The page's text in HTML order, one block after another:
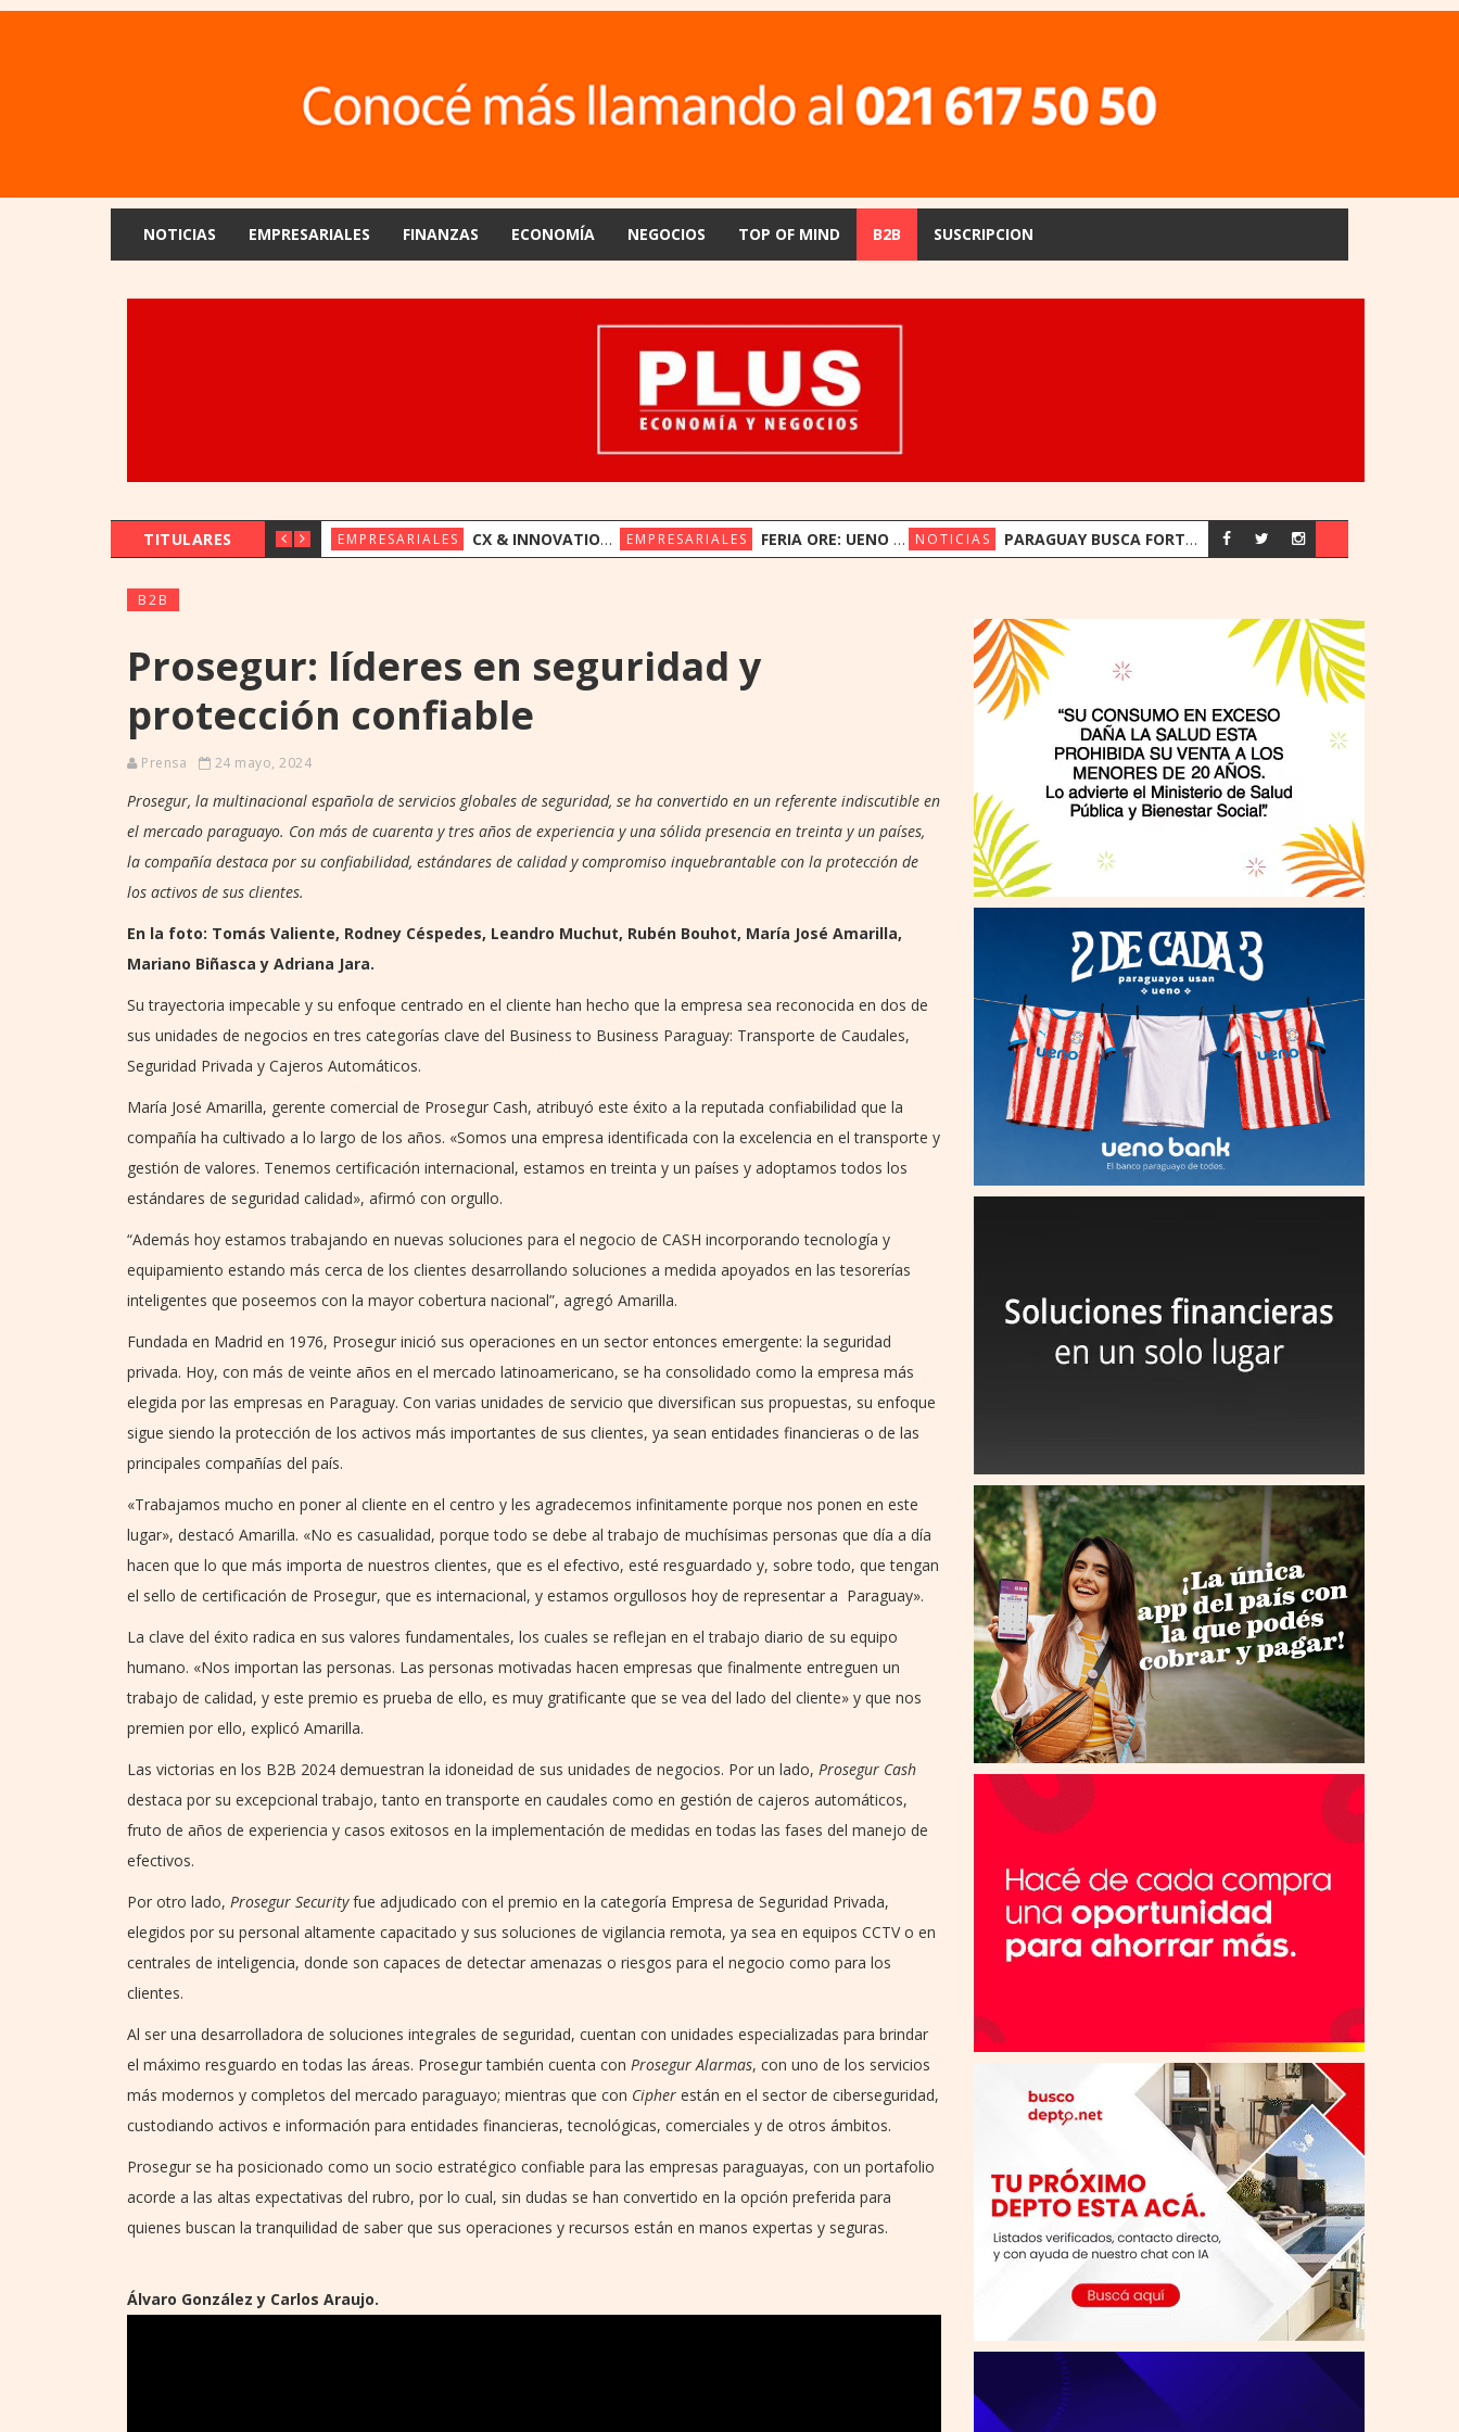
NOTICIAS EMPRESARIALES FINANZAS ECONOMÍA NEGOCIOS TOP OF MIND B2B SUSCRIPCION
TITULARES EMPRESARIALES CX & INNOVATION CONGRESS REÚNE A LÍDERES REGIONALES PARA EXPLORAR LA NUEVA ERA DE LA EXPERIENCIA DEL CLIENTE EMPRESARIALES FERIA ORE: UENO BANK APUESTA POR LA CULTURA INDÍGENA Y EL COMERCIO JUSTO NOTICIAS PARAGUAY BUSCA FORTALECER SU ESTRATEGIA ENERGÉTICA ANTE EL CRECIMIENTO DE LA DEMANDA
B2B
Prosegur: líderes en seguridad y
protección confiable
Prensa 24 mayo, 2024
Prosegur, la multinacional española de servicios globales de seguridad, se ha convertido en un referente indiscutible en
el mercado paraguayo. Con más de cuarenta y tres años de experiencia y una sólida presencia en treinta y un países,
la compañía destaca por su confiabilidad, estándares de calidad y compromiso inquebrantable con la protección de
los activos de sus clientes.
En la foto: Tomás Valiente, Rodney Céspedes, Leandro Muchut, Rubén Bouhot, María José Amarilla,
Mariano Biñasca y Adriana Jara.
Su trayectoria impecable y su enfoque centrado en el cliente han hecho que la empresa sea reconocida en dos de
sus unidades de negocios en tres categorías clave del Business to Business Paraguay: Transporte de Caudales,
Seguridad Privada y Cajeros Automáticos.
María José Amarilla, gerente comercial de Prosegur Cash, atribuyó este éxito a la reputada confiabilidad que la
compañía ha cultivado a lo largo de los años. «Somos una empresa identificada con la excelencia en el transporte y
gestión de valores. Tenemos certificación internacional, estamos en treinta y un países y adoptamos todos los
estándares de seguridad calidad», afirmó con orgullo.
“Además hoy estamos trabajando en nuevas soluciones para el negocio de CASH incorporando tecnología y
equipamiento estando más cerca de los clientes desarrollando soluciones a medida apoyados en las tesorerías
inteligentes que poseemos con la mayor cobertura nacional”, agregó Amarilla.
Fundada en Madrid en 1976, Prosegur inició sus operaciones en un sector entonces emergente: la seguridad
privada. Hoy, con más de veinte años en el mercado latinoamericano, se ha consolidado como la empresa más
elegida por las empresas en Paraguay. Con varias unidades de servicio que diversifican sus propuestas, su enfoque
sigue siendo la protección de los activos más importantes de sus clientes, ya sean entidades financieras o de las
principales compañías del país.
«Trabajamos mucho en poner al cliente en el centro y les agradecemos infinitamente porque nos ponen en este
lugar», destacó Amarilla. «No es casualidad, porque todo se debe al trabajo de muchísimas personas que día a día
hacen que lo que más importa de nuestros clientes, que es el efectivo, esté resguardado y, sobre todo, que tengan
el sello de certificación de Prosegur, que es internacional, y estamos orgullosos hoy de representar a Paraguay».
La clave del éxito radica en sus valores fundamentales, los cuales se reflejan en el trabajo diario de su equipo
humano. «Nos importan las personas. Las personas motivadas hacen empresas que finalmente entreguen un
trabajo de calidad, y este premio es prueba de ello, es muy gratificante que se vea del lado del cliente» y que nos
premien por ello, explicó Amarilla.
Las victorias en los B2B 2024 demuestran la idoneidad de sus unidades de negocios. Por un lado, Prosegur Cash
destaca por su excepcional trabajo, tanto en transporte en caudales como en gestión de cajeros automáticos,
fruto de años de experiencia y casos exitosos en la implementación de medidas en todas las fases del manejo de
efectivos.
Por otro lado, Prosegur Securityfue adjudicado con el premio en la categoría Empresa de Seguridad Privada,
elegidos por su personal altamente capacitado y sus soluciones de vigilancia remota, ya sea en equipos CCTV o en
centrales de inteligencia, donde son capaces de detectar amenazas o riesgos para el negocio como para los
clientes.
Al ser una desarrolladora de soluciones integrales de seguridad, cuentan con unidades especializadas para brindar
el máximo resguardo en todas las áreas. Prosegur también cuenta con Prosegur Alarmas, con uno de los servicios
más modernos y completos del mercado paraguayo; mientras que con Cipher están en el sector de ciberseguridad,
custodiando activos e información para entidades financieras, tecnológicas, comerciales y de otros ámbitos.
Prosegur se ha posicionado como un socio estratégico confiable para las empresas paraguayas, con un portafolio
acorde a las altas expectativas del rubro, por lo cual, sin dudas se han convertido en la opción preferida para
quienes buscan la tranquilidad de saber que sus operaciones y recursos están en manos expertas y seguras.
Álvaro González y Carlos Araujo.